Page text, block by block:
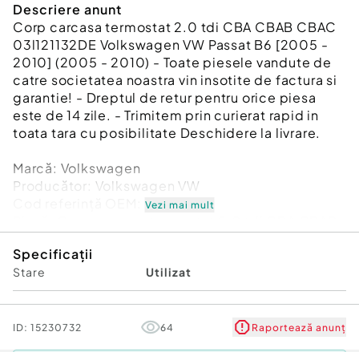
Descriere anunt
Corp carcasa termostat 2.0 tdi CBA CBAB CBAC
03l121132DE Volkswagen VW Passat B6 [2005 -
2010] (2005 - 2010) - Toate piesele vandute de
catre societatea noastra vin insotite de factura si
garantie! - Dreptul de retur pentru orice piesa
este de 14 zile. - Trimitem prin curierat rapid in
toata tara cu posibilitate Deschidere la livrare.
Marcă: Volkswagen
Producător: Volkswagen VW
Cod referinţă OEM: 48157745
Garanție
Vezi mai mult
Specificații
Stare Utilizat
ID: 15230732 64 Raportează anunț